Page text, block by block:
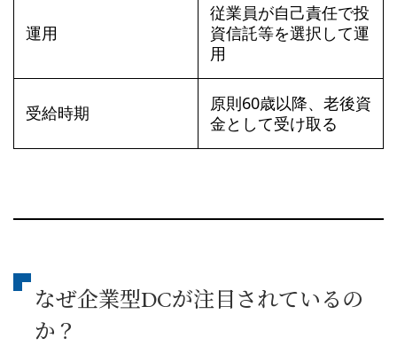
運用
従業員が自己責任で投
資信託等を選択して運
用
受給時期
原則60歳以降、老後資
金として受け取る
なぜ企業型DCが注目されているの
か？